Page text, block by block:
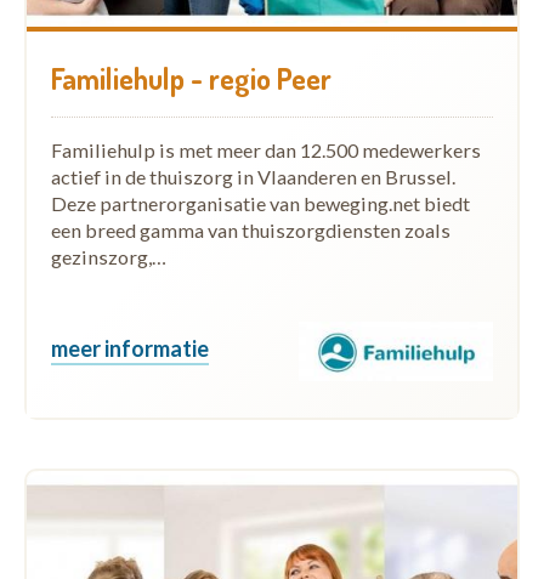
Familiehulp - regio Peer
Familiehulp is met meer dan 12.500 medewerkers
actief in de thuiszorg in Vlaanderen en Brussel.
Deze partnerorganisatie van beweging.net biedt
een breed gamma van thuiszorgdiensten zoals
gezinszorg,…
meer informatie